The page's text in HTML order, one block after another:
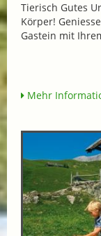
Tierisch Gutes
Körper!
Gastein mit
Mehr